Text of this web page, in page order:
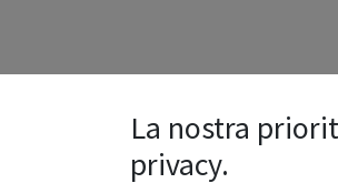
La nostra
privacy.